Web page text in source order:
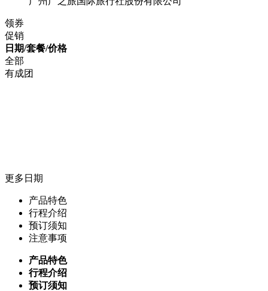
领券
促销
日期/套餐/价格
全部
有成团
更多日期
产品特色
行程介绍
预订须知
注意事项
产品特色
行程介绍
预订须知